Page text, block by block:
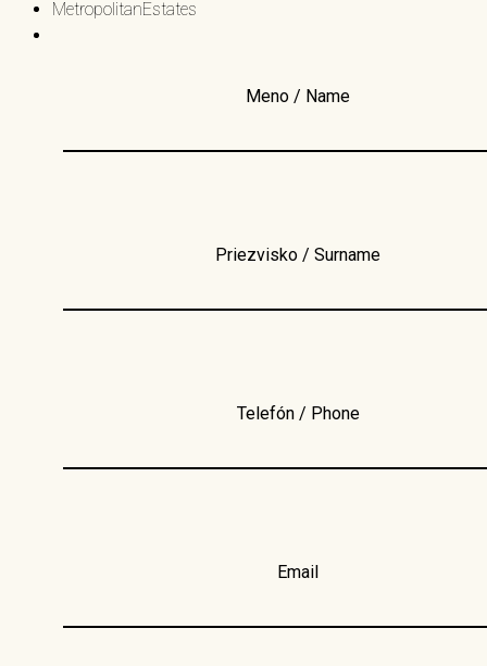
MetropolitanEstates
Meno / Name
Priezvisko / Surname
Telefón / Phone
Email